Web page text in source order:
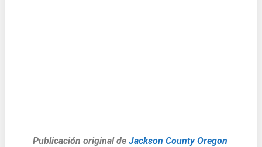
Publicación original de Jackson County Oregon